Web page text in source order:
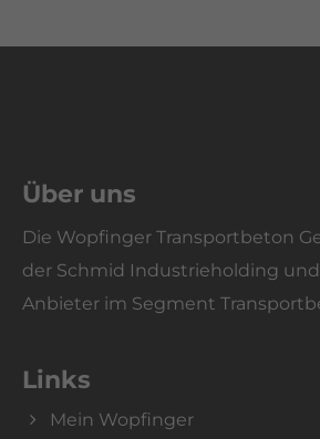
Über uns
Die Wopfinger Transportbeton
der Schmid Industrieholding
Anbieter im Segment
Links
Mein Wopfinger